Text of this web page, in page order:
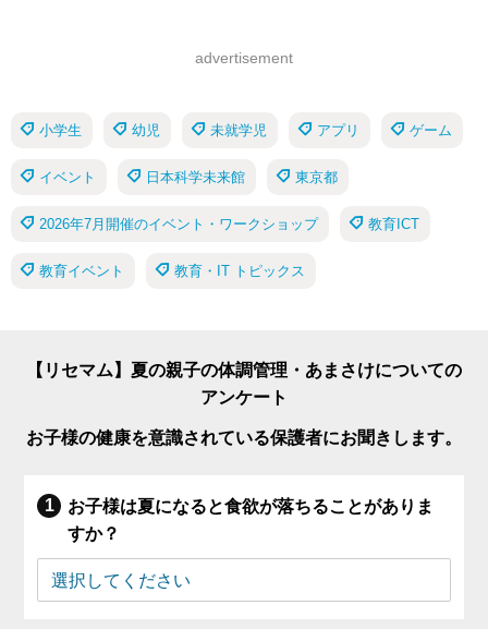
advertisement
小学生 幼児 未就学児 アプリ ゲーム
イベント 日本科学未来館 東京都
2026年7月開催のイベント・ワークショップ 教育ICT
教育イベント 教育・IT トピックス
【リセマム】夏の親子の体調管理・あまさけについての
アンケート
お子様の健康を意識されている保護者にお聞きします。
お子様は夏になると食欲が落ちることがありま
すか？